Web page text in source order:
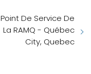
Point De Service De
La RAMQ - Québec
City, Quebec